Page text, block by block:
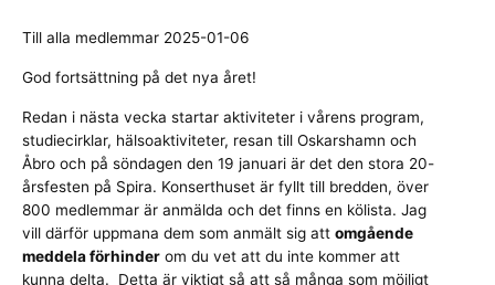
Till alla medlemmar 2025-01-06
God fortsättning på det nya året!
Redan i nästa vecka startar aktiviteter i vårens program,
studiecirklar, hälsoaktiviteter, resan till Oskarshamn och
Åbro och på söndagen den 19 januari är det den stora 20-
årsfesten på Spira. Konserthuset är fyllt till bredden, över
800 medlemmar är anmälda och det finns en kölista. Jag
vill därför uppmana dem som anmält sig att omgående
meddela förhinder om du vet att du inte kommer att
kunna delta. Detta är viktigt så att så många som möjligt